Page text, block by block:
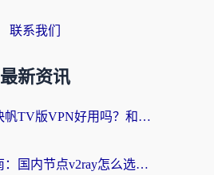
联系我们
最新资讯
海外党必看：快帆TV版VPN好用吗？和快游VPN对比哪个回国效果更好？附实用避坑指南
海外党无忧指南：国内节点v2ray怎么选？一键回国VPN+多场景实测帮你避坑